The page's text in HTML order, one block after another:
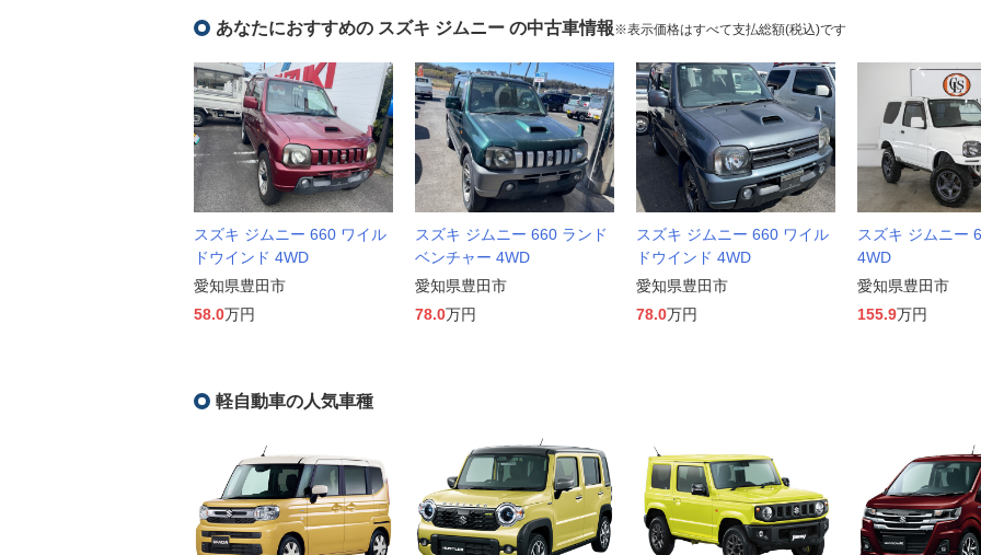
あなたにおすすめの スズキ ジムニー の中古車情報※表示価格はすべて支払総額(税込)です
スズキ ジムニー 660 ワイル
ドウインド 4WD
愛知県豊田市
58.0万円
スズキ ジムニー 660 ランド
ベンチャー 4WD
愛知県豊田市
78.0万円
スズキ ジムニー 660 ワイル
ドウインド 4WD
愛知県豊田市
78.0万円
スズキ ジムニー
4WD
愛知県豊田市
155.9万円
軽自動車の人気車種